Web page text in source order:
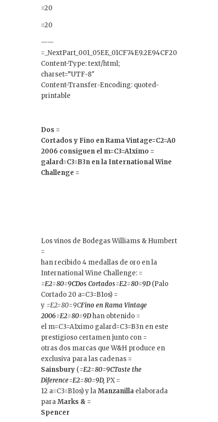
=20
=20
——
=_NextPart_001_05EE_01CF74E9.2E94CF20
Content-Type: text/html;
charset=”UTF-8″
Content-Transfer-Encoding: quoted-
printable
Dos =
Cortados y Fino en Rama Vintage=C2=A0
2006 consiguen el m=C3=A1ximo =
galard=C3=B3n en la International Wine
Challenge =
Los vinos de Bodegas Williams & Humbert
=
han recibido 4 medallas de oro en la
International Wine Challenge: =
=E2=80=9CDos Cortados=E2=80=9D(Palo
Cortado 20 a=C3=B1os) =
y =E2=80=9CFino en Rama Vintage
2006=E2=80=9Dhan obtenido =
el m=C3=A1ximo galard=C3=B3n en este
prestigioso certamen junto con =
otras dos marcas que W&H produce en
exclusiva para las cadenas =
Sainsbury (=E2=80=9CTaste the
Diference=E2=80=9D, PX =
12 a=C3=B1os) y laManzanilla elaborada
paraMarks & =
Spencer